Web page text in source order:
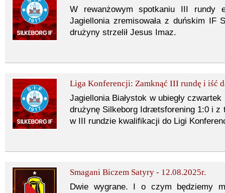
W rewanżowym spotkaniu III rundy
Jagiellonia zremisowała z duńskim IF
drużyny strzelił Jesus Imaz.
Liga Konferencji: Zamknąć III rundę i iść
Jagiellonia Białystok w ubiegły
drużynę Silkeborg Idrætsforening 1:0 i z
w III rundzie kwalifikacji do Ligi
Smagani Biczem Satyry - 12.08.2025r.
Dwie wygrane. I o czym będziemy